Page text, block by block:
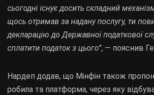
сьогодні існує досить складний
щось отримав за надану послугу, ти
декларацію до Державної податкової
сплатити податок з цього”, — пояснив
Нардеп додав, що Мінфін також
робила та платформа, через яку